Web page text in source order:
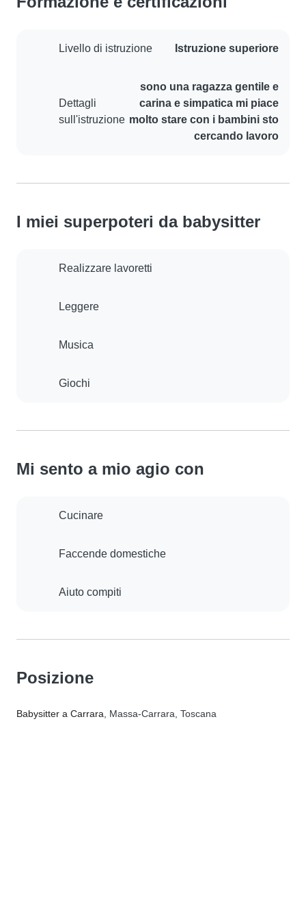
Livello di istruzione Istruzione superiore
Dettagli
sull'istruzione
sono una ragazza gentile e
carina e simpatica mi piace
molto stare con i bambini sto
cercando lavoro
I miei superpoteri da babysitter
Realizzare lavoretti
Leggere
Musica
Giochi
Mi sento a mio agio con
Cucinare
Faccende domestiche
Aiuto compiti
Posizione
Babysitter a Carrara, Massa-Carrara, Toscana